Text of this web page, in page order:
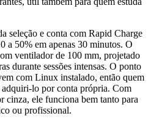
seleção e conta com Rapid Charge
a 50% em apenas 30 minutos. O
ventilador de 100 mm, projetado
durante sessões intensas. O ponto
com Linux instalado, então quem
lo por conta própria. Com
cinza, ele funciona bem tanto para
ou profissional.